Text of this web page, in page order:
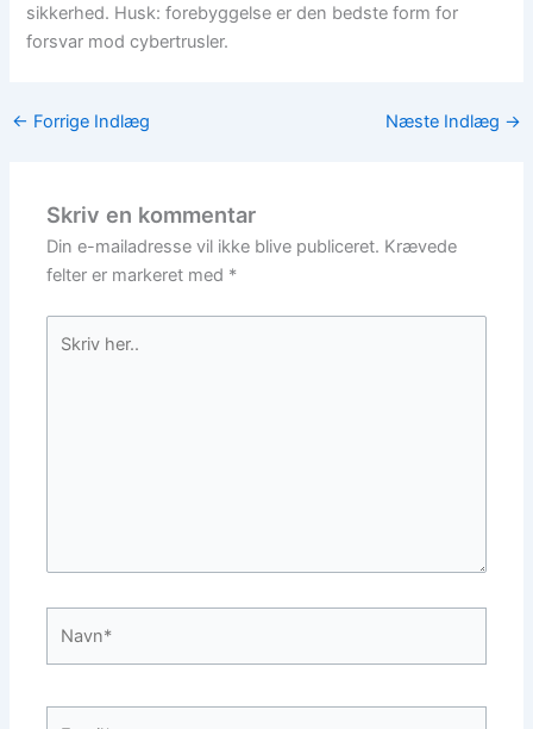
sikkerhed. Husk: forebyggelse er den bedste form for
forsvar mod cybertrusler.
← Forrige Indlæg Næste Indlæg →
Skriv en kommentar
Din e-mailadresse vil ikke blive publiceret. Krævede
felter er markeret med *
her..